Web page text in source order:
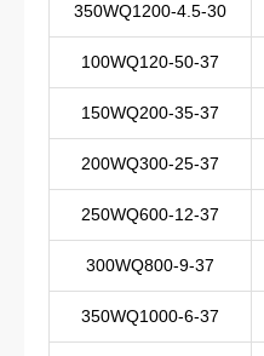
350WQ1200-4.5-30
100WQ120-50-37
150WQ200-35-37
200WQ300-25-37
250WQ600-12-37
300WQ800-9-37
350WQ1000-6-37